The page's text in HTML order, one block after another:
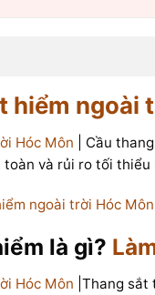
hiểm ngoài
Hóc Môn | Cầu
và rủi ro tối
ngoài trời Hóc Môn
là gì?
Hóc Môn |Thang